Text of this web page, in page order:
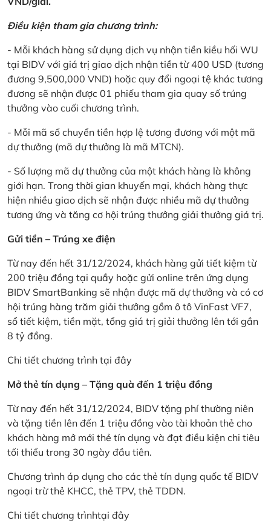
Điều kiện tham gia chương trình:
- Mỗi khách hàng sử dụng dịch vụ nhận tiền kiều hối WU
tại BIDV với giá trị giao dịch nhận tiền từ 400 USD (tương
đương 9,500,000 VND) hoặc quy đổi ngoại tệ khác tương
đương sẽ nhận được 01 phiếu tham gia quay số trúng
thưởng vào cuối chương trình.
- Mỗi mã số chuyển tiền hợp lệ tương đương với một mã
dự thưởng (mã dự thưởng là mã MTCN).
- Số lượng mã dự thưởng của một khách hàng là không
giới hạn. Trong thời gian khuyến mại, khách hàng thực
hiện nhiều giao dịch sẽ nhận được nhiều mã dự thưởng
tương ứng và tăng cơ hội trúng thưởng giải thưởng giá trị.
Gửi tiền – Trúng xe điện
Từ nay đến hết 31/12/2024, khách hàng gửi tiết kiệm từ
200 triệu đồng tại quầy hoặc gửi online trên ứng dụng
BIDV SmartBanking sẽ nhận được mã dự thưởng và có cơ
hội trúng hàng trăm giải thưởng gồm ô tô VinFast VF7,
sổ tiết kiệm, tiền mặt, tổng giá trị giải thưởng lên tới gần
8 tỷ đồng.
Chi tiết chương trình tại đây
Mở thẻ tín dụng – Tặng quà đến 1 triệu đồng
Từ nay đến hết 31/12/2024, BIDV tặng phí thường niên
và tặng tiền lên đến 1 triệu đồng vào tài khoản thẻ cho
khách hàng mở mới thẻ tín dụng và đạt điều kiện chi tiêu
tối thiểu trong 30 ngày đầu tiên.
Chương trình áp dụng cho các thẻ tín dụng quốc tế BIDV
ngoại trừ thẻ KHCC, thẻ TPV, thẻ TDDN.
Chi tiết chương trìnhtại đây